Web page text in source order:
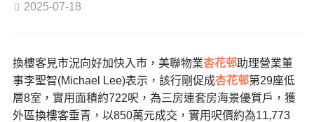
2025-07-18
換樓客見市況向好加快入市，美聯物業杏花邨助理營業董
事李聖智(Michael Lee)表示，該行剛促成杏花邨第29座低
層8室，實用面積約722呎，為三房連套房海景優質戶，獲
外區換樓客垂青，以850萬元成交，實用呎價約為11,773